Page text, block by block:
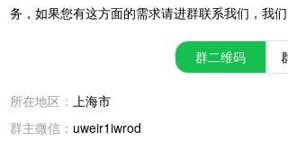
务，如果您有这方面的需求请进群联系我们，我们
群二维码
所在地区： 上海市
群主微信： uweir1iwrod